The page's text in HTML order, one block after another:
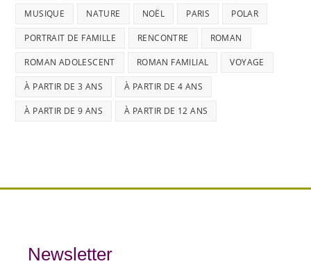
MUSIQUE NATURE NOËL PARIS POLAR
PORTRAIT DE FAMILLE RENCONTRE ROMAN
ROMAN ADOLESCENT ROMAN FAMILIAL VOYAGE
À PARTIR DE 3 ANS À PARTIR DE 4 ANS
À PARTIR DE 9 ANS À PARTIR DE 12 ANS
Newsletter